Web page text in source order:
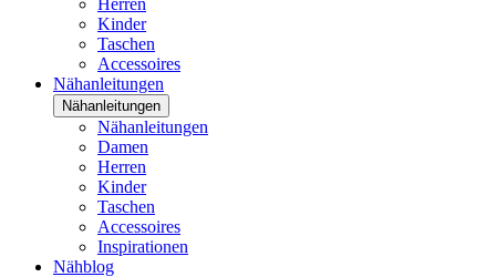
Herren
Kinder
Taschen
Accessoires
Nähanleitungen
Nähanleitungen
Nähanleitungen
Damen
Herren
Kinder
Taschen
Accessoires
Inspirationen
Nähblog